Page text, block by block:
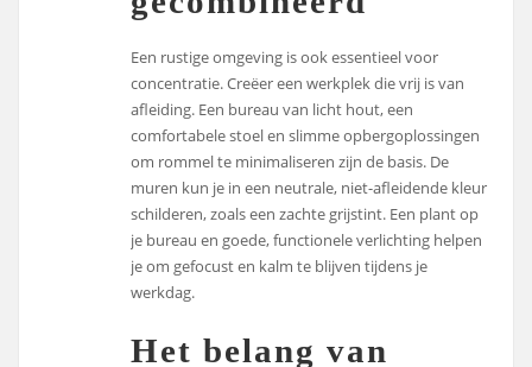
Een rustige omgeving is ook essentieel voor
concentratie. Creëer een werkplek die vrij is van
afleiding. Een bureau van licht hout, een
comfortabele stoel en slimme opbergoplossingen
om rommel te minimaliseren zijn de basis. De
muren kun je in een neutrale, niet-afleidende kleur
schilderen, zoals een zachte grijstint. Een plant op
je bureau en goede, functionele verlichting helpen
je om gefocust en kalm te blijven tijdens je
werkdag.
Het belang van